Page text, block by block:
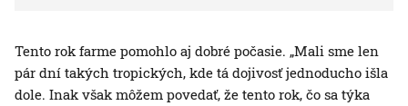
Tento rok farme pomohlo aj dobré počasie. „Mali sme len
pár dní takých tropických, kde tá dojivosť jednoducho išla
dole. Inak však môžem povedať, že tento rok, čo sa týka